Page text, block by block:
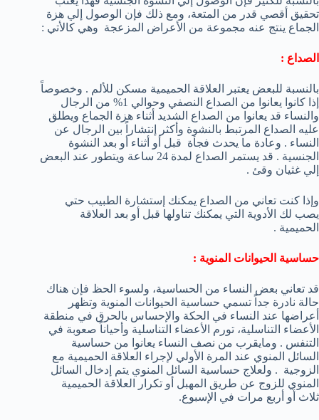
تحقيق أقصي قدر من المتعة، ومع ذلك فإن الوصول إلي هزة
الجماع ينتج عنه مجموعة من الأعراض المزعجة وهي كالأتي :
الصداع :
بالنسبة للبعض يعتبر العلاقة الحميمية مسكن للألم . وخصوصاً
إذا كانوا يعانوا من الصداع النصفي وحوالي 1% من الرجال
والنساء قد يعانوا من الصداع الشديد أثناء هزة الجماع ويطلق
عليه الصداع المرتبط بالنشوة وأكثر إنتشاراً بين الرجال عن
النساء . وعادة ما يحدث فجأة قبل أو أثناء أو بعد النشوة
الجنسية . قد يستمر الصداع لمدة 24 ساعة ويتطور عند البعض
إلي غثيان وقئ .
وإذا كنت تعاني من الصداع يمكنك إستشارة الطبيب حتي
يصب لك الأدوية التي يمكنك تناولها قبل أو بعد العلاقة
الحميمية .
حساسية الحيوانات المنوية :
قد تعاني بعض النساء من الحساسية، ولسوء الحظ فإن هناك
حالة نادرة جداً تسمي حساسية الحيوانات المنوية وتظهر
أعراضها عند النساء في الحكة والإحساس بالحرق في منطقة
الأعضاء التناسلية، تورم الأعضاء التناسلية وأحياناً صعوبة في
التنفس . ومايقرب من نصف النساء يعانوا من حساسية
السائل المنوي عند المرة الأولي لإجراء العلاقة الحميمية مع
الزوجية . ولعلاج حساسية السائل المنوي يتم إدخال السائل
المنوي للزوج عن طريق المهبل أو تكرار العلاقة الحميمية
ثلاث أو أربع مرات في الإسبوع.